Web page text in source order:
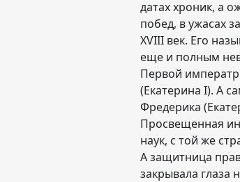
датах хроник, а
побед, в ужасах
XVIII век. Его
еще и полным
Первой
(Екатерина I). А
Фредерика
Просвещенная
наук, с той же
А защитница
закрывала глаза